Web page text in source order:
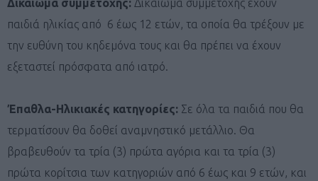
Δικαίωμα συμμετοχής: Δικαίωμα συμμετοχής έχουν
παιδιά ηλικίας από 6 έως 12 ετών, τα οποία θα τρέξουν με
την ευθύνη του κηδεμόνα τους και θα πρέπει να έχουν
εξεταστεί πρόσφατα από ιατρό.
Έπαθλα-Ηλικιακές κατηγορίες: Σε όλα τα παιδιά που θα
τερματίσουν θα δοθεί αναμνηστικό μετάλλιο. Θα
βραβευθούν τα τρία (3) πρώτα αγόρια και τα τρία (3)
πρώτα κορίτσια των κατηγοριών από 6 έως και 9 ετών, και